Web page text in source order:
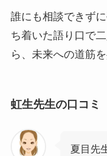
誰にも相談できず
ち着いた語り口で
ら、未来への道筋
虹生先生の口コミ
夏目先